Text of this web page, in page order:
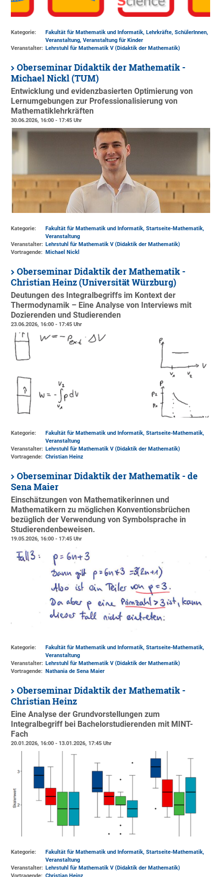
Kategorie:
Fakultät für Mathematik und Informatik, Lehrkräfte, SchülerInnen,
Veranstaltung, Veranstaltung für Kinder
Veranstalter: Lehrstuhl für Mathematik V (Didaktik der Mathematik)
Oberseminar Didaktik der Mathematik -
Michael Nickl (TUM)
Entwicklung und evidenzbasierten Optimierung von
Lernumgebungen zur Professionalisierung von
Mathematiklehrkräften
30.06.2026, 16:00 - 17:45 Uhr
Kategorie:
Fakultät für Mathematik und Informatik, Startseite-Mathematik,
Veranstaltung
Veranstalter: Lehrstuhl für Mathematik V (Didaktik der Mathematik)
Vortragende:
Michael Nickl
Oberseminar Didaktik der Mathematik -
Christian Heinz (Universität Würzburg)
Deutungen des Integralbegriffs im Kontext der
Thermodynamik – Eine Analyse von Interviews mit
Dozierenden und Studierenden
23.06.2026, 16:00 - 17:45 Uhr
Kategorie:
Fakultät für Mathematik und Informatik, Startseite-Mathematik,
Veranstaltung
Veranstalter: Lehrstuhl für Mathematik V (Didaktik der Mathematik)
Vortragende: Christian Heinz
Oberseminar Didaktik der Mathematik - de
Sena Maier
Einschätzungen von Mathematikerinnen und
Mathematikern zu möglichen Konventionsbrüchen
bezüglich der Verwendung von Symbolsprache in
Studierendenbeweisen.
19.05.2026, 16:00 - 17:45 Uhr
Kategorie:
Fakultät für Mathematik und Informatik, Startseite-Mathematik,
Veranstaltung
Veranstalter: Lehrstuhl für Mathematik V (Didaktik der Mathematik)
Vortragende: Nathania de Sena Maier
Oberseminar Didaktik der Mathematik -
Christian Heinz
Eine Analyse der Grundvorstellungen zum
Integralbegriff bei Bachelorstudierenden mit MINT-
Fach
20.01.2026, 16:00 - 13.01.2026, 17:45 Uhr
Kategorie:
Fakultät für Mathematik und Informatik, Startseite-Mathematik,
Veranstaltung
Veranstalter: Lehrstuhl für Mathematik V (Didaktik der Mathematik)
Vortragende: Christian Heinz